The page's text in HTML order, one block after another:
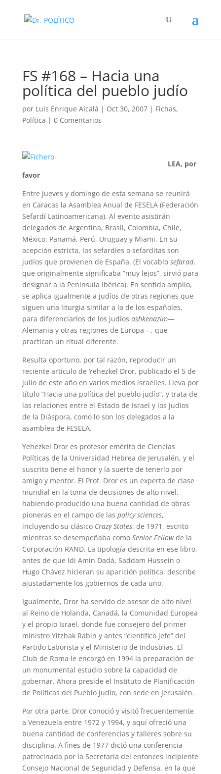
FS #168 – Hacia una
política del pueblo judío
por Luis Enrique Alcalá | Oct 30, 2007| Fichas,
Política | 0 Comentarios
LEA, por
favor
Entre jueves y domingo de esta semana se reunirá
en Caracas la Asamblea Anual de FESELA (Federación
Sefardí Latinoamericana). Al evento asistirán
delegados de Argentina, Brasil, Colombia, Chile,
México, Panamá, Perú, Uruguay y Miami. En su
acepción estricta, los sefardíes o sefarditas son
judíos que provienen de España. (El vocablo sefarad,
que originalmente significaba “muy lejos”, sirvió para
designar a la Península Ibérica). En sentido amplio,
se aplica igualmente a judíos de otras regiones que
siguen una liturgia similar a la de los españoles,
para diferenciarlos de los judíos ashkenazim—
Alemania y otras regiones de Europa—, que
practican un ritual diferente.
Resulta oportuno, por tal razón, reproducir un
reciente artículo de Yehezkel Dror, publicado el 5 de
julio de este año en varios medios israelíes. Lleva por
título “Hacia una política del pueblo judío”, y trata de
las relaciones entre el Estado de Israel y los judíos
de la Diáspora, como lo son los delegados a la
asamblea de FESELA.
Yehezkel Dror es profesor emérito de Ciencias
Políticas de la Universidad Hebrea de Jerusalén, y el
suscrito tiene el honor y la suerte de tenerlo por
amigo y mentor. El Prof. Dror es un experto de clase
mundial en la toma de decisiones de alto nivel,
habiendo producido una buena cantidad de obras
pioneras en el campo de las policy sciences,
incluyendo su clásico Crazy States, de 1971, escrito
mientras se desempeñaba como Senior Fellowde la
Corporación RAND. La tipología descrita en ese libro,
antes de que Idi Amin Dadá, Saddam Hussein o
Hugo Chávez hicieran su aparición política, describe
ajustadamente los gobiernos de cada uno.
Igualmente, Dror ha servido de asesor de alto nivel
al Reino de Holanda, Canadá, la Comunidad Europea
y el propio Israel, donde fue consejero del primer
ministro Yitzhak Rabin y antes “científico jefe” del
Partido Laborista y el Ministerio de Industrias. El
Club de Roma le encargó en 1994 la preparación de
un monumental estudio sobre la capacidad de
gobernar. Ahora preside el Instituto de Planificación
de Políticas del Pueblo Judío, con sede en Jerusalén.
Por otra parte, Dror conoció y visitó frecuentemente
a Venezuela entre 1972 y 1994, y aquí ofreció una
buena cantidad de conferencias y talleres sobre su
disciplina. A fines de 1977 dictó una conferencia
patrocinada por la Secretaría del entonces incipiente
Consejo Nacional de Seguridad y Defensa, en la que